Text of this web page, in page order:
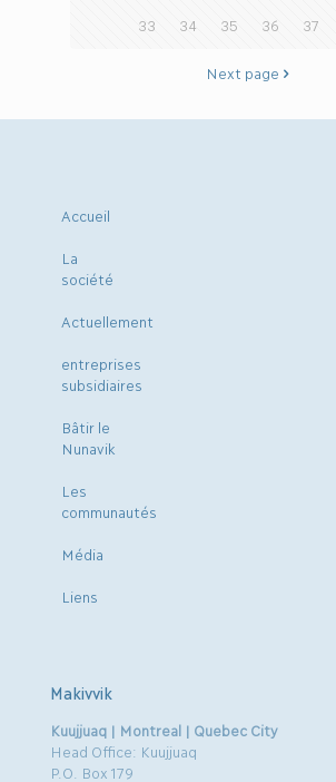
33 34 35 36 37
Next page
Accueil
La
société
Actuellement
entreprises
subsidiaires
Bâtir le
Nunavik
Les
communautés
Média
Liens
Makivvik
Kuujjuaq | Montreal | Quebec City
Head Office: Kuujjuaq
P.O. Box 179